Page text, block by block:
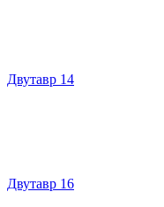
Двутавр 14
Двутавр 16